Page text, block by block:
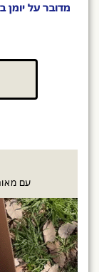
מדובר על
עם